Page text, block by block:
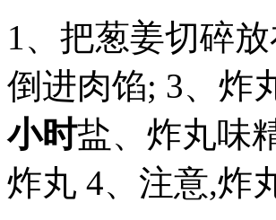
1、把葱姜切碎
倒进肉馅; 3、炸
小时盐、炸丸味
炸丸 4、注意,炸